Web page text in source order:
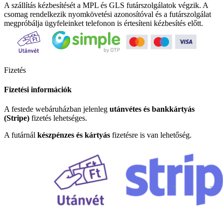
A szállítás kézbesítését a MPL és GLS futárszolgálatok végzik. A
csomag rendelkezik nyomkövetési azonosítóval és a futárszolgálat
megpróbálja ügyfeleinket telefonon is értesíteni kézbesítés előtt.
Fizetés
Fizetési információk
A festede webáruházban jelenleg utánvétes és bankkártyás
(Stripe) fizetés lehetséges.
A futárnál készpénzes és kártyás fizetésre is van lehetőség.